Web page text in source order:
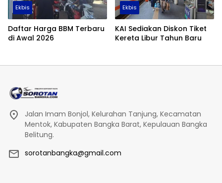
Ekbis
Daftar Harga BBM Terbaru
di Awal 2026
Ekbis
KAI Sediakan Diskon Tiket
Kereta Libur Tahun Baru
Jalan Imam Bonjol, Kelurahan Tanjung, Kecamatan
Mentok, Kabupaten Bangka Barat, Kepulauan Bangka
Belitung.
sorotanbangka@gmail.com